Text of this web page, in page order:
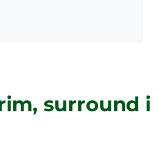
surround i